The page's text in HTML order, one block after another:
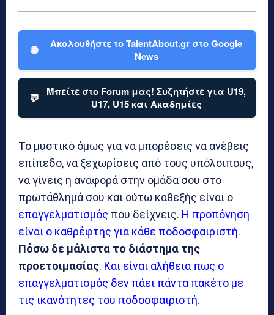
🌐
Ακολουθήστε το TalentAbout.gr στο Google
News
💬
Μπείτε στο Forum μας! Συζητήστε για U19,
U17, U15 και Ακαδημίες
Το μυστικό όμως για να μπορέσεις να ανέβεις
επίπεδο, να ξεχωρίσεις από τους υπόλοιπους,
να γίνεις η αναφορά στην ομάδα σου στο
πρωτάθλημά σου και ούτω καθεξής είναι ο
επαγγελματισμός που δείχνεις. Η προπόνηση
είναι ο καθρέφτης για κάθε ποδοσφαιριστή.
Πόσω δε μάλιστα το διάστημα της
προετοιμασίας. Και είναι αλήθεια πως ο
επαγγελματισμός δεν πάει πάντα πακέτο με
τις ικανότητες του ποδοσφαιριστή.